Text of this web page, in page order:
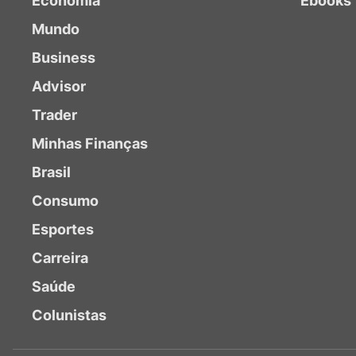
Mundo
Business
Advisor
Trader
Minhas Finanças
Brasil
Consumo
Esportes
Carreira
Saúde
Colunistas